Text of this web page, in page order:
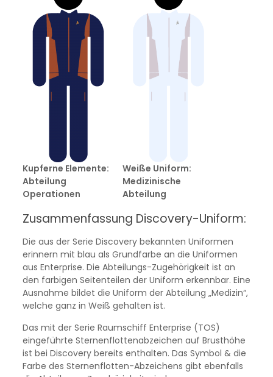
Kupferne Elemente:
Abteilung
Operationen
Weiße Uniform:
Medizinische
Abteilung
Zusammenfassung Discovery-Uniform:
Die aus der Serie Discovery bekannten Uniformen
erinnern mit blau als Grundfarbe an die Uniformen
aus Enterprise. Die Abteilungs-Zugehörigkeit ist an
den farbigen Seitenteilen der Uniform erkennbar. Eine
Ausnahme bildet die Uniform der Abteilung „Medizin“,
welche ganz in Weiß gehalten ist.
Das mit der Serie Raumschiff Enterprise (TOS)
eingeführte Sternenflottenabzeichen auf Brusthöhe
ist bei Discovery bereits enthalten. Das Symbol & die
Farbe des Sternenflotten-Abzeichens gibt ebenfalls